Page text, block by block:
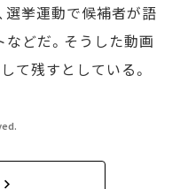
選挙運動で候補者が語
どだ。そうした動画
て残すとしている。